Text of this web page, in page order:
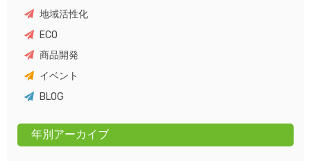
地域活性化
ECO
商品開発
イベント
BLOG
年別アーカイブ